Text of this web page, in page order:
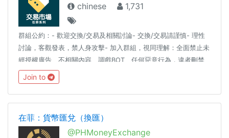
chinese
1,731
群組公約：- 歡迎交換/交易及相關討論- 交換/交易請謹慎- 理性
討論，客觀發表，禁人身攻擊- 加入群組，視同理解：全面禁止未
經授權廣告、不相關內容、調戲BOT、任何惡意行為，違者刪禁
踢同場推薦：★ 在菲：群組指引 @PHGuide★ 在菲：生活頻道
@LifestyleInPH★ 交易自動發佈
https://submit.crush.ninja/2374332036119328
Join to
在菲：貨幣匯兌（換匯）
@PHMoneyExchange